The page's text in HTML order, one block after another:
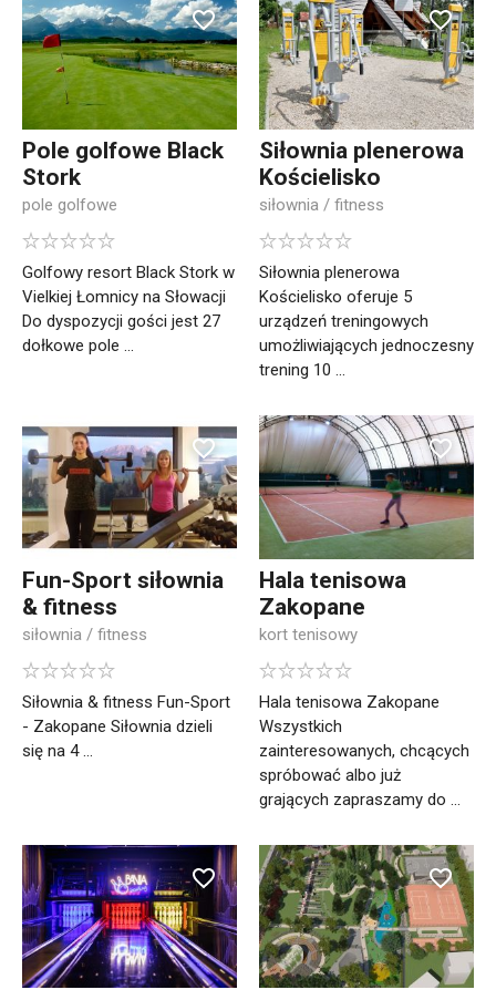
Pole golfowe Black
Stork
pole golfowe
Golfowy resort Black Stork w
Vielkiej Łomnicy na Słowacji
Do dyspozycji gości jest 27
dołkowe pole ...
Siłownia plenerowa
Kościelisko
siłownia / fitness
Siłownia plenerowa
Kościelisko oferuje 5
urządzeń treningowych
umożliwiających jednoczesny
trening 10 ...
Fun-Sport siłownia
& fitness
siłownia / fitness
Siłownia & fitness Fun-Sport
- Zakopane Siłownia dzieli
się na 4 ...
Hala tenisowa
Zakopane
kort tenisowy
Hala tenisowa Zakopane
Wszystkich
zainteresowanych, chcących
spróbować albo już
grających zapraszamy do ...